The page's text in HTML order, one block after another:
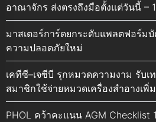
อาณาจักร ส่งตรงถึงมือตั้งแต่วันนี้ –
มาสเตอร์การ์ดยกระดับแพลตฟอร์ม
ความปลอดภัยใหม่
เคทีซี–เจซีบี รุกหมวดความงาม รับ
สมาชิกใช้จ่ายหมวดเครื่องสำอางเพิ่
PHOL คว้าคะแนน AGM Checklist